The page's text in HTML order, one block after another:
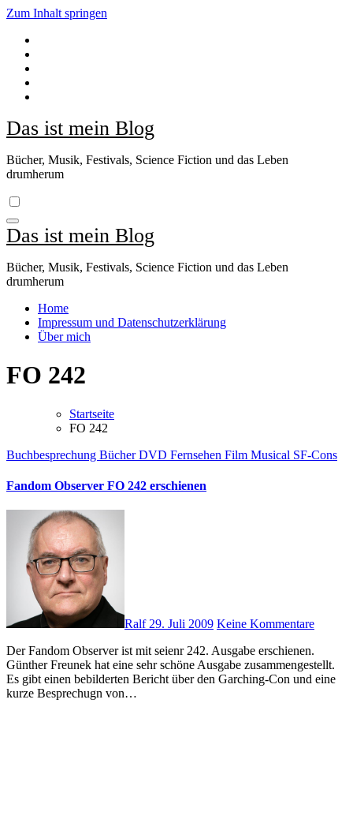
Zum Inhalt springen
Das ist mein Blog
Bücher, Musik, Festivals, Science Fiction und das Leben
drumherum
Das ist mein Blog
Bücher, Musik, Festivals, Science Fiction und das Leben
drumherum
Home
Impressum und Datenschutzerklärung
Über mich
FO 242
Startseite
FO 242
Buchbesprechung BücherDVD Fernsehen Film Musical SF-Cons
Fandom Observer FO 242 erschienen
Ralf29. Juli 2009 Keine Kommentare
Der Fandom Observer ist mit seienr 242. Ausgabe erschienen.
Günther Freunek hat eine sehr schöne Ausgabe zusammengestellt.
Es gibt einen bebilderten Bericht über den Garching-Con und eine
kurze Besprechugn von…